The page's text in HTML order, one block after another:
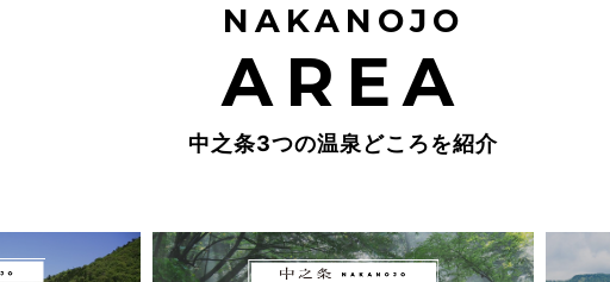
NAKANOJO
AREA
中之条3つの温泉どころを紹介